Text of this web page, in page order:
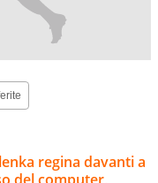
regina davanti a